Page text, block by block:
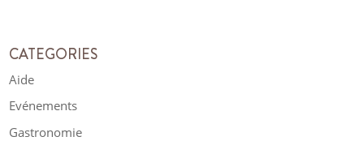
CATEGORIES
Aide
Evénements
Gastronomie